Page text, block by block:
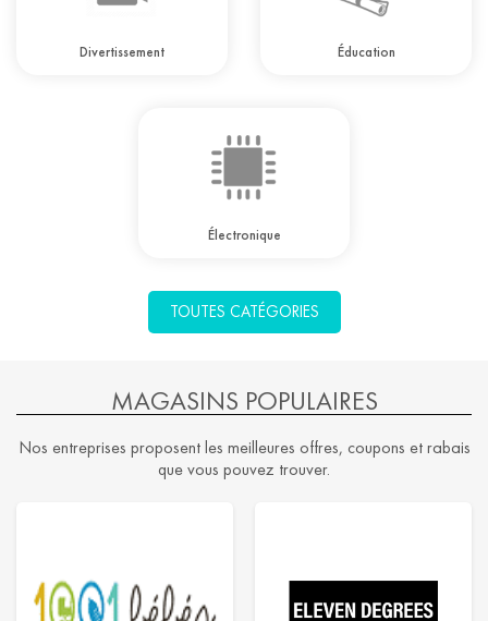
Divertissement Éducation
Électronique
TOUTES CATÉGORIES
MAGASINS POPULAIRES
Nos entreprises proposent les meilleures offres, coupons et rabais
que vous pouvez trouver.